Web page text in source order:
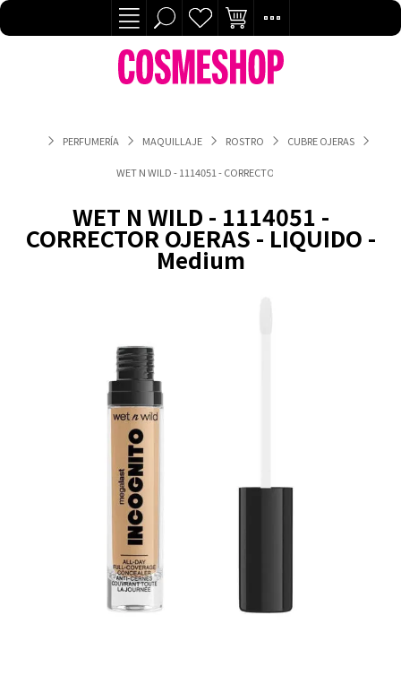
PERFUMERÍA MAQUILLAJE ROSTRO CUBRE OJERAS
WET N WILD - 1114051 - CORRECTOR OJERAS - LIQUIDO -
WET N WILD - 1114051 -
CORRECTOR OJERAS - LIQUIDO -
Medium